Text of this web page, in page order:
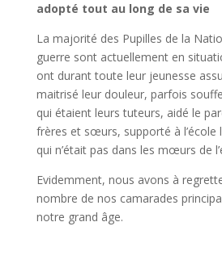
adopté tout au long de sa vie
La majorité des Pupilles de la
guerre sont actuellement en
ont durant toute leur jeunesse
maitrisé leur douleur, parfois
qui étaient leurs tuteurs, aidé le
frères et sœurs, supporté à l’école
qui n’était pas dans les mœurs de
Evidemment, nous avons à
nombre de nos camarades
notre grand âge.